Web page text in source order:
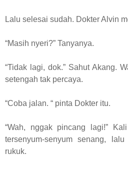
Lalu selesai sudah. Dokter Alvin
“Masih nyeri?” Tanyanya.
“Tidak lagi, dok.” Sahut Akang.
setengah tak percaya.
“Coba jalan. “ pinta Dokter itu.
“Wah, nggak pincang lagi!”
tersenyum-senyum senang,
rukuk.